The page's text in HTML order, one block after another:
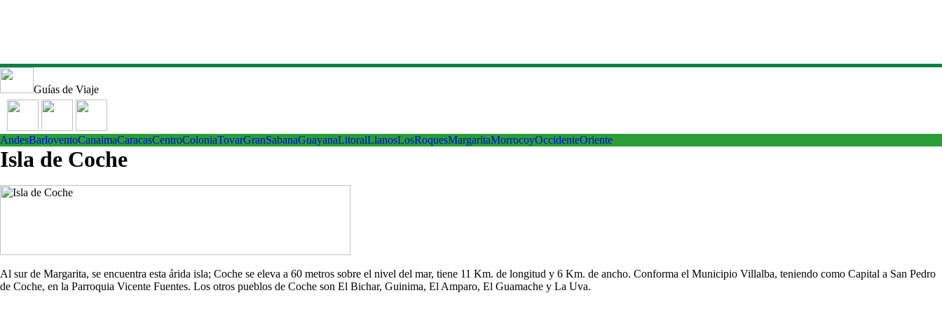
Guías de Viaje
AndesBarloventoCanaimaCaracasCentroColoniaTovarGranSabanaGuayanaLitoralLlanosLosRoquesMargaritaMorrocoyOccidenteOriente
Isla de Coche
Al sur de Margarita, se encuentra esta árida isla; Coche se eleva a 60 metros sobre el nivel del mar, tiene 11 Km. de longitud y 6 Km. de ancho. Conforma el Municipio Villalba, teniendo como Capital a San Pedro
de Coche, en la Parroquia Vicente Fuentes. Los otros pueblos de Coche son El Bichar, Guinima, El Amparo, El Guamache y La Uva.